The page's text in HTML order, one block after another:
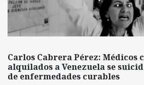
Carlos Cabrera Pérez: Médicos
alquilados a Venezuela se
de enfermedades curables